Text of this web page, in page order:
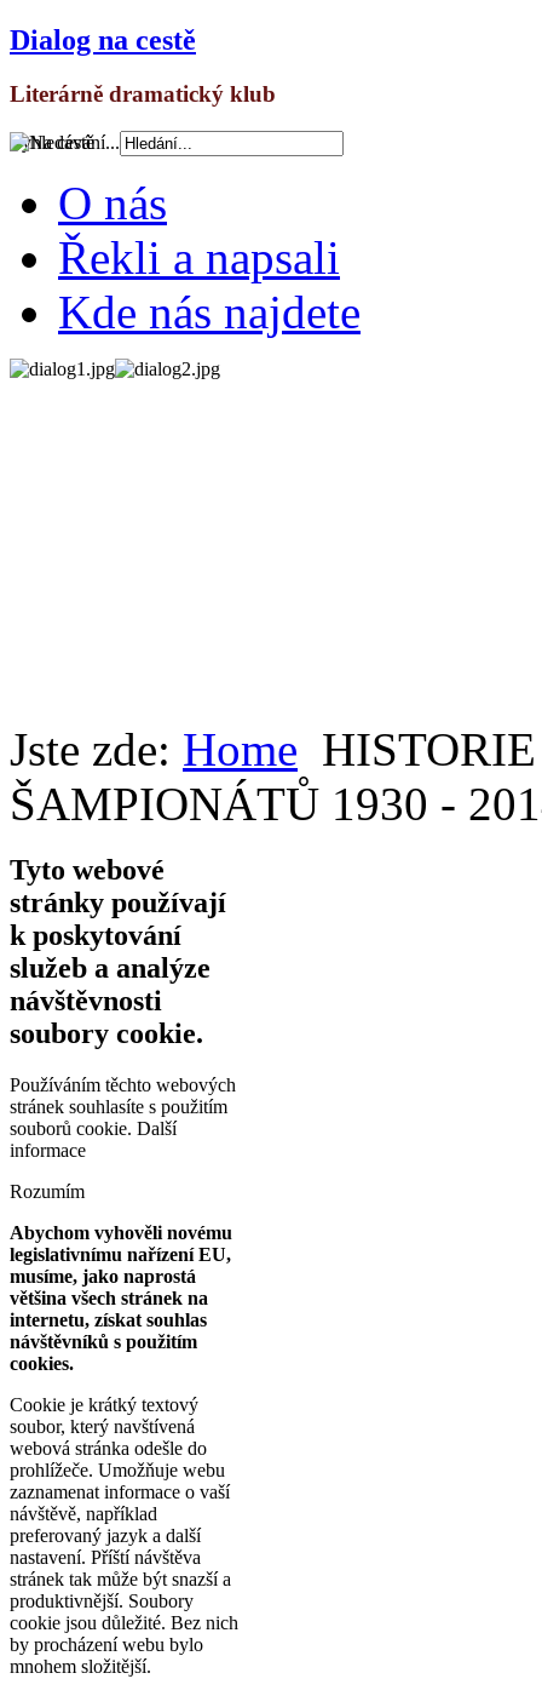
Dialog na cestě
Literárně dramatický klub
Vyhledávání...
O nás
Řekli a napsali
Kde nás najdete
Jste zde: Home
ŠAMPIONÁTŮ 1930 -
Tyto webové
stránky používají
k poskytování
služeb a analýze
návštěvnosti
soubory cookie.
Používáním těchto webových
stránek souhlasíte s použitím
souborů cookie. Další
informace
Rozumím
Abychom vyhověli novému
legislativnímu nařízení EU,
musíme, jako naprostá
většina všech stránek na
internetu, získat souhlas
návštěvníků s použitím
cookies.
Cookie je krátký textový
soubor, který navštívená
webová stránka odešle do
prohlížeče. Umožňuje webu
zaznamenat informace o vaší
návštěvě, například
preferovaný jazyk a další
nastavení. Příští návštěva
stránek tak může být snazší a
produktivnější. Soubory
cookie jsou důležité. Bez nich
by procházení webu bylo
mnohem složitější.